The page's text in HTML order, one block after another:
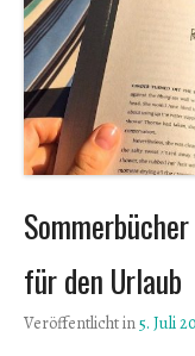
für den Urlaub
Veröffentlicht in5. Juli